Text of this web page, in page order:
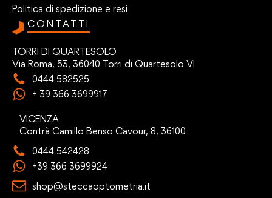
Politica di spedizione e resi
CONTATTI
TORRI DI QUARTESOLO
Via Roma, 53, 36040 Torri di Quartesolo VI
0444 582525
+ 39 366 3699917
VICENZA
Contrà Camillo Benso Cavour, 8, 36100
0444 542428
+39 366 3699924
shop@steccaoptometria.it